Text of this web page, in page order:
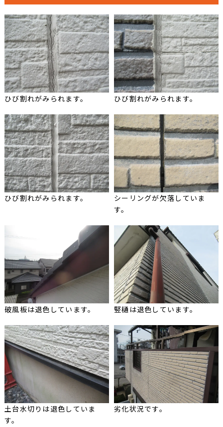
ひび割れがみられます。 ひび割れがみられます。
ひび割れがみられます。
シーリングが欠落していま
す。
破風板は退色しています。 竪樋は退色しています。
土台水切りは退色していま
す。
劣化状況です。